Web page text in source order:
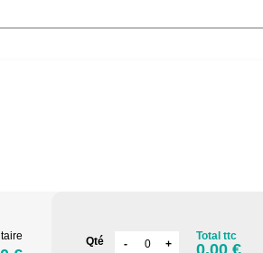
Qté Total ttc